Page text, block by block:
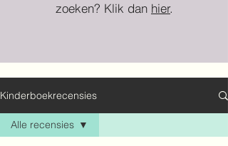
zoeken? Klik dan hier.
Kinderboekrecensies
Alle recensies